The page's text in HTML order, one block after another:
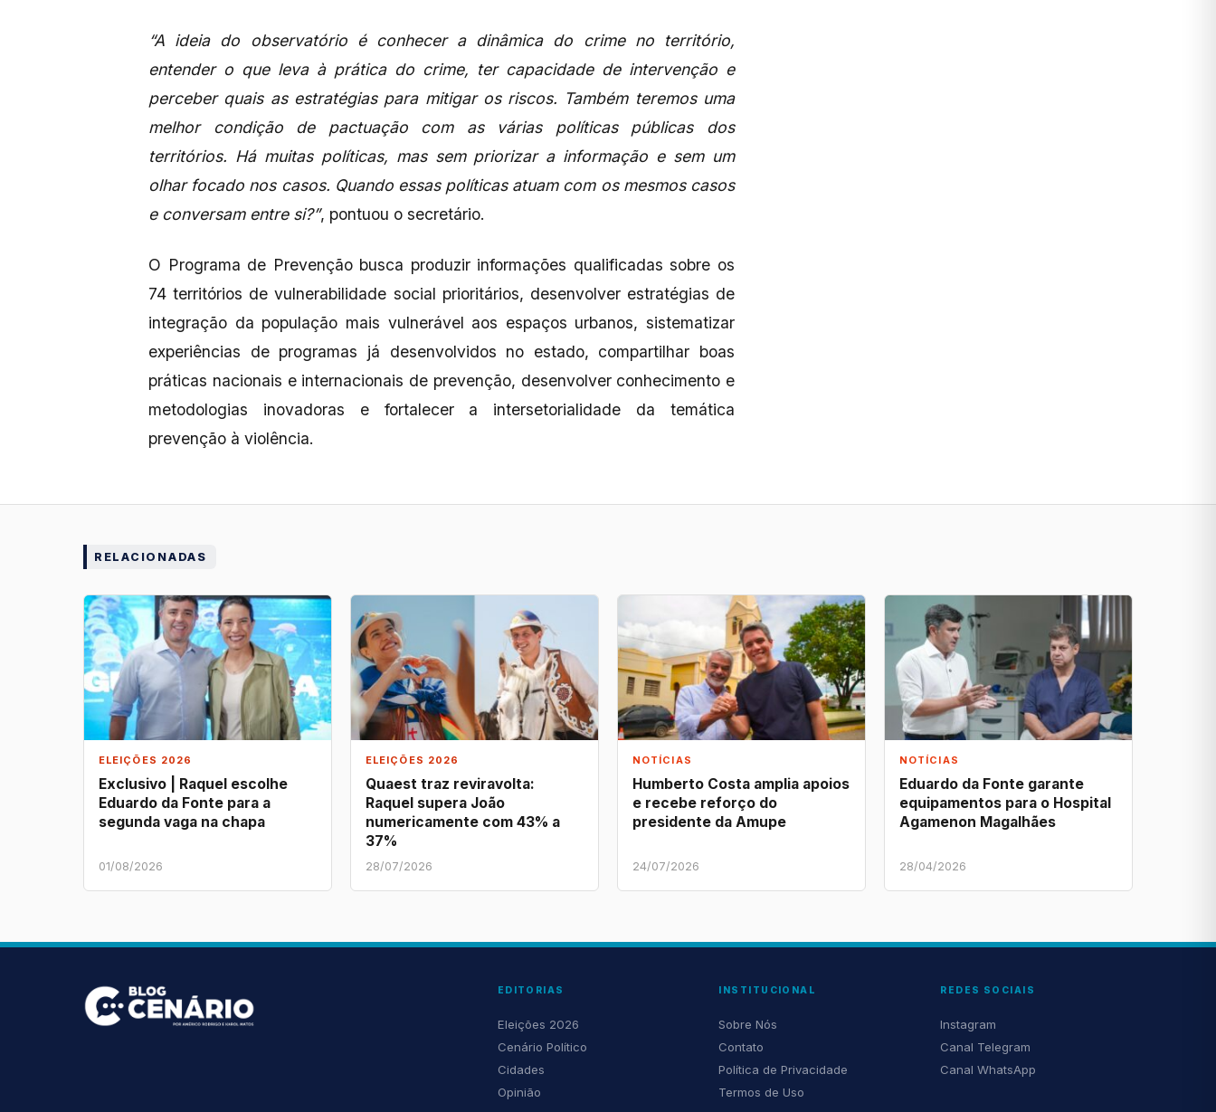
“A ideia do observatório é conhecer a dinâmica do crime no território,
entender o que leva à prática do crime, ter capacidade de intervenção e
perceber quais as estratégias para mitigar os riscos. Também teremos uma
melhor condição de pactuação com as várias políticas públicas dos
territórios. Há muitas políticas, mas sem priorizar a informação e sem um
olhar focado nos casos. Quando essas políticas atuam com os mesmos casos
e conversam entre si?”, pontuou o secretário.
O Programa de Prevenção busca produzir informações qualificadas sobre os
74 territórios de vulnerabilidade social prioritários, desenvolver estratégias de
integração da população mais vulnerável aos espaços urbanos, sistematizar
experiências de programas já desenvolvidos no estado, compartilhar boas
práticas nacionais e internacionais de prevenção, desenvolver conhecimento e
metodologias inovadoras e fortalecer a intersetorialidade da temática
prevenção à violência.
RELACIONADAS
ELEIÇÕES 2026
Exclusivo | Raquel escolhe
Eduardo da Fonte para a
segunda vaga na chapa
01/08/2026
ELEIÇÕES 2026
Quaest traz reviravolta:
Raquel supera João
numericamente com 43% a
37%
28/07/2026
NOTÍCIAS
Humberto Costa amplia apoios
e recebe reforço do
presidente da Amupe
24/07/2026
NOTÍCIAS
Eduardo da Fonte garante
equipamentos para o Hospital
Agamenon Magalhães
28/04/2026
EDITORIAS
Eleições 2026
Cenário Político
Cidades
Opinião
INSTITUCIONAL
Sobre Nós
Contato
Política de Privacidade
Termos de Uso
REDES SOCIAIS
Instagram
Canal Telegram
Canal WhatsApp